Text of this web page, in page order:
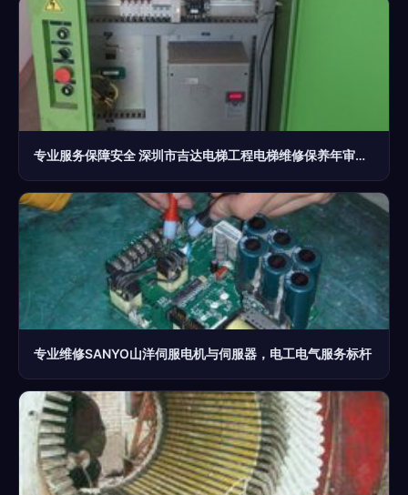
专业服务保障安全 深圳市吉达电梯工程电梯维修保养年审配件服务全解析
专业维修SANYO山洋伺服电机与伺服器，电工电气服务标杆